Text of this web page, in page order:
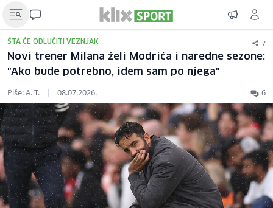
ŠTA ĆE ODLUČITI VEZNJAK 7
Novi trener Milana želi Modrića i naredne sezone:
"Ako bude potrebno, idem sam po njega"
Piše: A. T. | 08.07.2026. 6